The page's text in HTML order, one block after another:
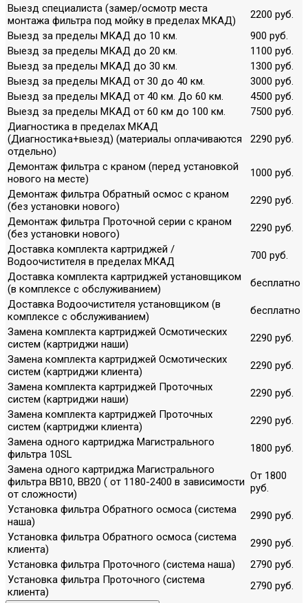
Выезд специалиста (замер/осмотр места
монтажа фильтра под мойку в пределах МКАД)
2200 руб.
Выезд за пределы МКАД до 10 км.
900 руб.
Выезд за пределы МКАД до 20 км.
1100 руб.
Выезд за пределы МКАД до 30 км.
1300 руб.
Выезд за пределы МКАД от 30 до 40 км.
3000 руб.
Выезд за пределы МКАД от 40 км. До 60 км.
4500 руб.
Выезд за пределы МКАД от 60 км до 100 км.
7500 руб.
Диагностика в пределах МКАД
(Диагностика+выезд) (материалы оплачиваются
отдельно)
2290 руб.
Демонтаж фильтра с краном (перед установкой
нового на месте)
1000 руб.
Демонтаж фильтра Обратный осмос с краном
(без установки нового)
2290 руб.
Демонтаж фильтра Проточной серии с краном
(без установки нового)
2290 руб.
Доставка комплекта картриджей /
Водоочистителя в пределах МКАД
700 руб.
Доставка комплекта картриджей установщиком
(в комплексе с обслуживанием)
бесплатно
Доставка Водоочистителя установщиком (в
комплексе с обслуживанием)
бесплатно
Замена комплекта картриджей Осмотических
систем (картриджи наши)
2290 руб.
Замена комплекта картриджей Осмотических
систем (картриджи клиента)
2290 руб.
Замена комплекта картриджей Проточных
систем (картриджи наши)
2290 руб.
Замена комплекта картриджей Проточных
систем (картриджи клиента)
2290 руб.
Замена одного картриджа Магистрального
фильтра 10SL
1800 руб.
Замена одного картриджа Магистрального
фильтра ВВ10, ВВ20 ( от 1180-2400 в зависимости
от сложности)
От 1800
руб.
Установка фильтра Обратного осмоса (система
наша)
2990 руб.
Установка фильтра Обратного осмоса (система
клиента)
2990 руб.
Установка фильтра Проточного (система наша)
2790 руб.
Установка фильтра Проточного (система
клиента)
2790 руб.